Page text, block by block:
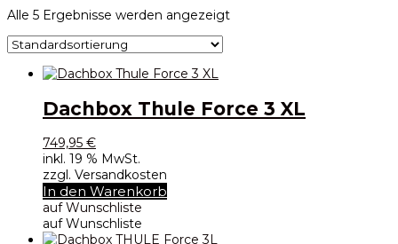
Alle 5 Ergebnisse werden angezeigt
Dachbox Thule Force 3 XL
749,95 €
inkl. 19 % MwSt.
zzgl. Versandkosten
In den Warenkorb
auf Wunschliste
auf Wunschliste